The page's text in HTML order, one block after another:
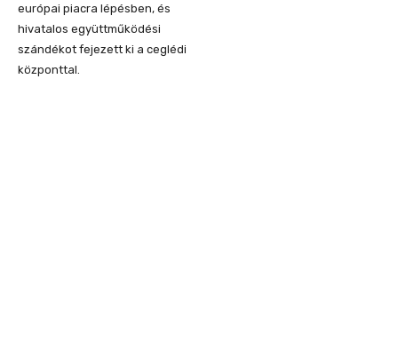
európai piacra lépésben, és
hivatalos együttműködési
szándékot fejezett ki a ceglédi
központtal.